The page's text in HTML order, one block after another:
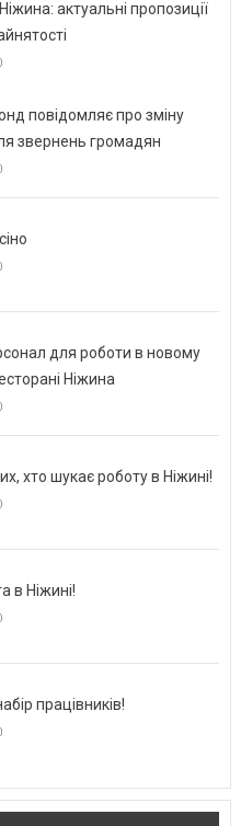
актуальні пропозиції
повідомляє про зміну
звернень громадян
для роботи в новому
Ніжина
хто шукає роботу в Ніжині!
в Ніжині!
працівників!